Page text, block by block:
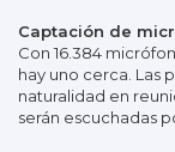
Captación de
Con 16.384
hay uno cerca. Las
naturalidad en
serán escuchadas